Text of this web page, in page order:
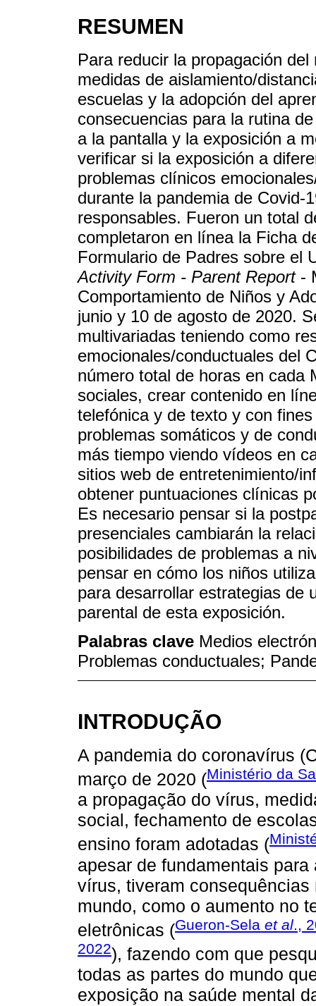
RESUMEN
Para reducir la propagación
medidas de aislamiento/
escuelas y la adopción del
consecuencias para la rutina
a la pantalla y la exposición a
verificar si la exposición a
problemas clínicos
durante la pandemia de Covid-
responsables. Fueron un total
completaron en línea la Ficha
Formulario de Padres sobre el
Activity Form - Parent Report-
Comportamiento de Niños y
junio y 10 de agosto de 2020.
multivariadas teniendo como
emocionales/conductuales del
número total de horas en cada
sociales, crear contenido en
telefónica y de texto y con
problemas somáticos y de
más tiempo viendo vídeos en
sitios web de entretenimiento/
obtener puntuaciones clínicas
Es necesario pensar si la
presenciales cambiarán la
posibilidades de problemas a
pensar en cómo los niños
para desarrollar estrategias de
parental de esta exposición.
Palabras clave Medios
Problemas conductuales;
INTRODUÇÃO
A pandemia do coronavírus
março de 2020 (Ministério da
a propagação do vírus,
social, fechamento de
ensino foram adotadas (
apesar de fundamentais
vírus, tiveram
mundo, como o aumento no
eletrônicas (Gueron-Sela et al.,
2022), fazendo com que
todas as partes do mundo
exposição na saúde mental